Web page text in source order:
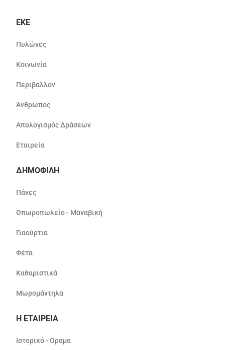
ΕΚΕ
Πυλώνες
Κοινωνία
Περιβάλλον
Άνθρωπος
Απολογισμός Δράσεων
Εταιρεία
ΔΗΜΟΦΙΛΗ
Πάνες
Οπωροπωλείο - Μαναβική
Γιαούρτια
Φέτα
Καθαριστικά
Μωρομάντηλα
Η ΕΤΑΙΡΕΙΑ
Ιστορικό - Όραμα